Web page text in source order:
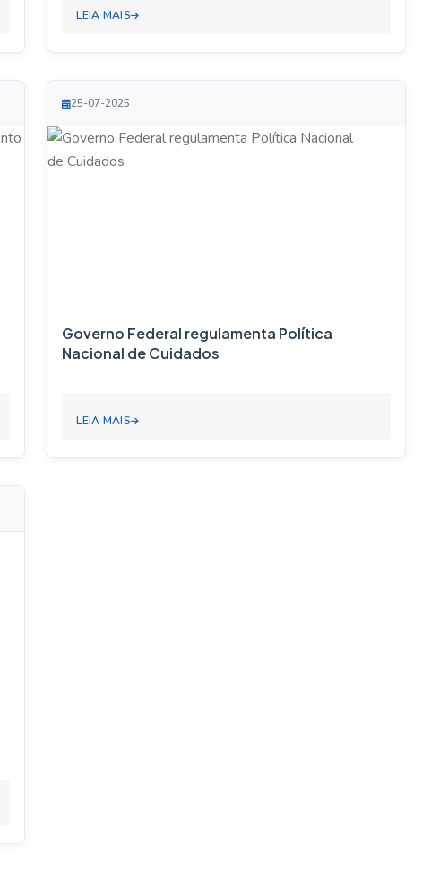
LEIA MAIS
25-07-2025
Governo Federal regulamenta Política
Nacional de Cuidados
LEIA MAIS